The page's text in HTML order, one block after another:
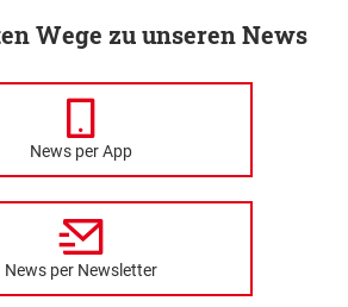
Wege zu unseren News
News per App
News per Newsletter